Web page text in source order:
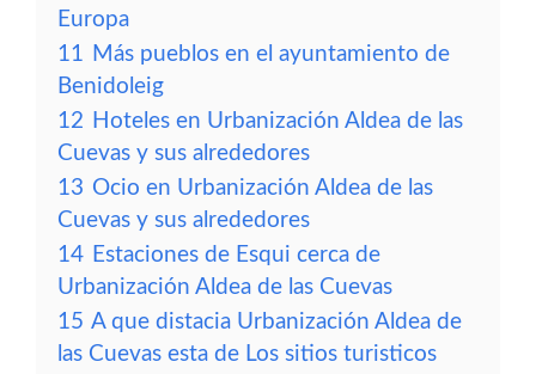
Europa
11 Más pueblos en el ayuntamiento de
Benidoleig
12 Hoteles en Urbanización Aldea de las
Cuevas y sus alrededores
13 Ocio en Urbanización Aldea de las
Cuevas y sus alrededores
14 Estaciones de Esqui cerca de
Urbanización Aldea de las Cuevas
15 A que distacia Urbanización Aldea de
las Cuevas esta de Los sitios turisticos